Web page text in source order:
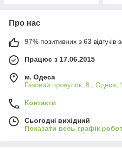
Про нас
97% позитивних з 63 відгуків
Працює з 17.06.2015
м. Одеса
Газовий провулок, 8 , Одеса,
Контакти
Сьогодні вихідний
Показати весь графік